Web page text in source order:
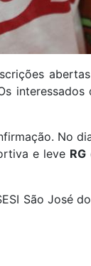
No
e leve RG
São José